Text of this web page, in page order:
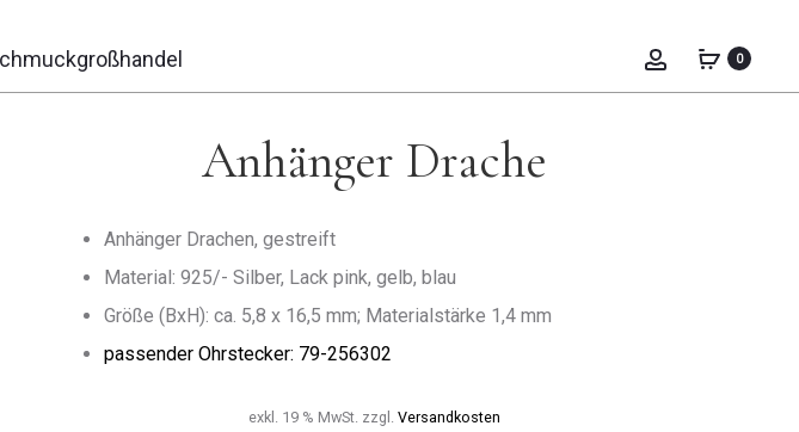
0
KATZE
KATZE
Anhänger Drache
Anhänger Drachen, gestreift
Material: 925/- Silber, Lack pink, gelb, blau
Größe (BxH): ca. 5,8 x 16,5 mm; Materialstärke 1,4 mm
passender Ohrstecker: 79-256302
exkl. 19 % MwSt. zzgl. Versandkosten